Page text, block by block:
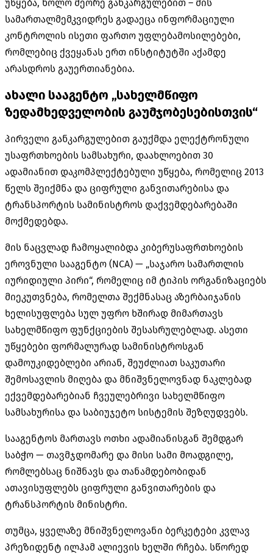
უწყება, ხოლო მეორე განკარგულებით – მის
სამართალმემკვიდრეს გადაეცა ინფორმაციული
კონტროლის ისეთი ფართო უფლებამოსილებები,
რომლებიც ქვეყანას ერთ ინსტიტუტში აქამდე
არასდროს გაუერთიანებია.
ახალი სააგენტო „სახელმწიფო
ზედამხედველობის გაუმჯობესებისთვის“
პირველი განკარგულებით გაუქმდა ელექტრონული
უსაფრთხოების სამსახური, დაახლოებით 30
ადამიანით დაკომპლექტებული უწყება, რომელიც 2013
წელს შეიქმნა და ციფრული განვითარებისა და
ტრანსპორტის სამინისტროს დაქვემდებარებაში
მოქმედებდა.
მის ნაცვლად ჩამოყალიბდა კიბერუსაფრთხოების
ეროვნული სააგენტო (NCA) — „საჯარო სამართლის
იურიდიული პირი“, რომელიც იმ ტიპის ორგანიზაციებს
მიეკუთვნება, რომელთა შექმნასაც აზერბაიჯანის
ხელისუფლება სულ უფრო ხშირად მიმართავს
სახელმწიფო ფუნქციების შესასრულებლად. ასეთი
უწყებები ფორმალურად სამინისტროსგან
დამოუკიდებლები არიან, შეუძლიათ საკუთარი
შემოსავლის მიღება და მნიშვნელოვნად ნაკლებად
ექვემდებარებიან ჩვეულებრივი სახელმწიფო
სამსახურისა და საბიუჯეტო სისტემის შეზღუდვებს.
სააგენტოს მართავს ოთხი ადამიანისგან შემდგარ
საბჭო — თავმჯდომარე და მისი სამი მოადგილე,
რომლებსაც ნიშნავს და თანამდებობიდან
ათავისუფლებს ციფრული განვითარების და
ტრანსპორტის მინისტრი.
თუმცა, ყველაზე მნიშვნელოვანი ბერკეტები კვლავ
პრეზიდენტ ილჰამ ალიევის ხელში რჩება. სწორედ